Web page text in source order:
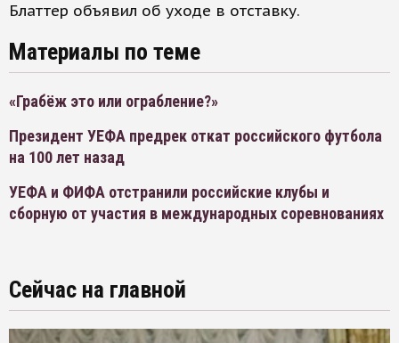
Блаттер объявил об уходе в отставку.
Материалы по теме
«Грабёж это или ограбление?»
Президент УЕФА предрек откат российского футбола
на 100 лет назад
УЕФА и ФИФА отстранили российские клубы и
сборную от участия в международных соревнованиях
Сейчас на главной